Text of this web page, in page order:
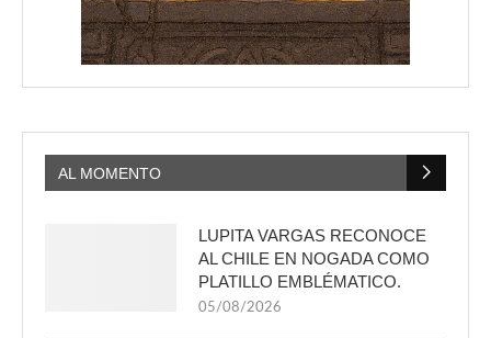
AL MOMENTO
LUPITA VARGAS RECONOCE
AL CHILE EN NOGADA COMO
PLATILLO EMBLÉMATICO.
05/08/2026